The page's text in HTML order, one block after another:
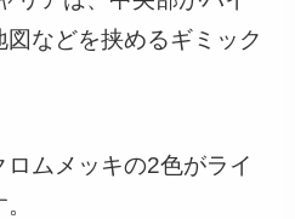
などを挟めるギミック
ムメッキの2色がライ